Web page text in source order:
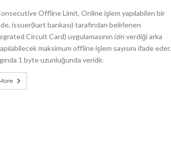
Offline Limit, Online işlem yapılabilen bir
issuer(kart bankası) tarafından belirlenen
Circuit Card) uygulamasının izin verdiği arka
maksimum offline işlem sayısını ifade eder.
1 byte uzunluğunda veridir.